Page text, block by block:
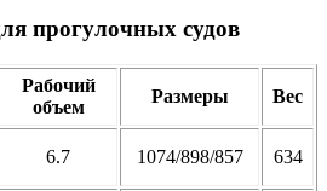
прогулочных судов
Рабочий
объем
Размеры Вес
6.7 1074/898/857 634